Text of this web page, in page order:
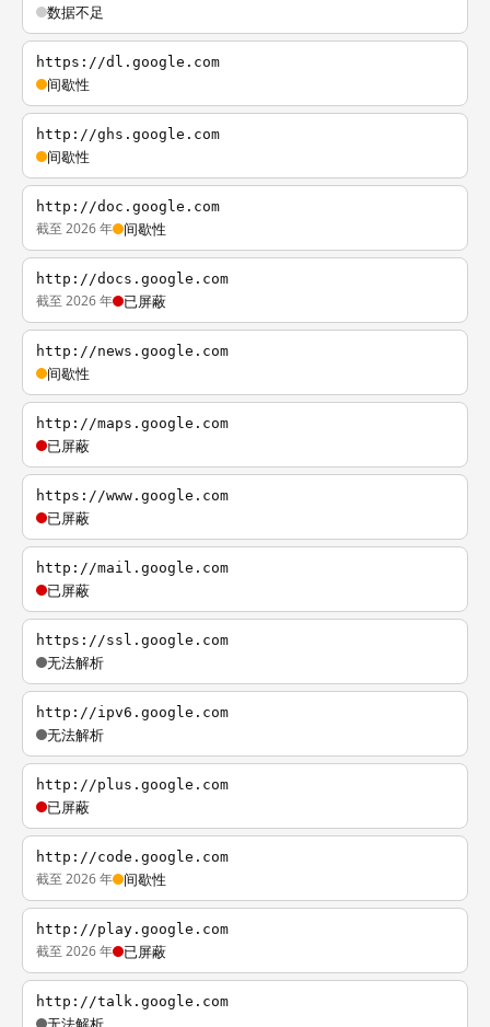
数据不足
https://dl.google.com
间歇性
http://ghs.google.com
间歇性
http://doc.google.com
截至 2026 年 间歇性
http://docs.google.com
截至 2026 年 已屏蔽
http://news.google.com
间歇性
http://maps.google.com
已屏蔽
https://www.google.com
已屏蔽
http://mail.google.com
已屏蔽
https://ssl.google.com
无法解析
http://ipv6.google.com
无法解析
http://plus.google.com
已屏蔽
http://code.google.com
截至 2026 年 间歇性
http://play.google.com
截至 2026 年 已屏蔽
http://talk.google.com